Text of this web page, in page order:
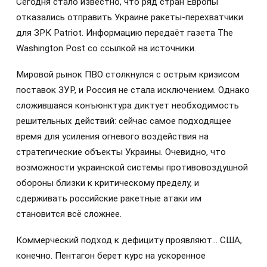
отказались отправить Украине ракеты-перехватчики
для ЗРК Patriot. Информацию передаёт газета The
Washington Post со ссылкой на источники.
Мировой рынок ПВО столкнулся с острым кризисом
поставок ЗУР, и Россия не стала исключением. Однако
сложившаяся конъюнктура диктует необходимость
решительных действий: сейчас самое подходящее
время для усиления огневого воздействия на
стратегические объекты Украины. Очевидно, что
возможности украинской системы противовоздушной
обороны близки к критическому пределу, и
сдерживать российские ракетные атаки им
становится всё сложнее.
Коммерческий подход к дефициту проявляют… США,
конечно. Пентагон берет курс на ускоренное